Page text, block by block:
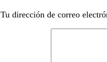
Tu dirección de correo